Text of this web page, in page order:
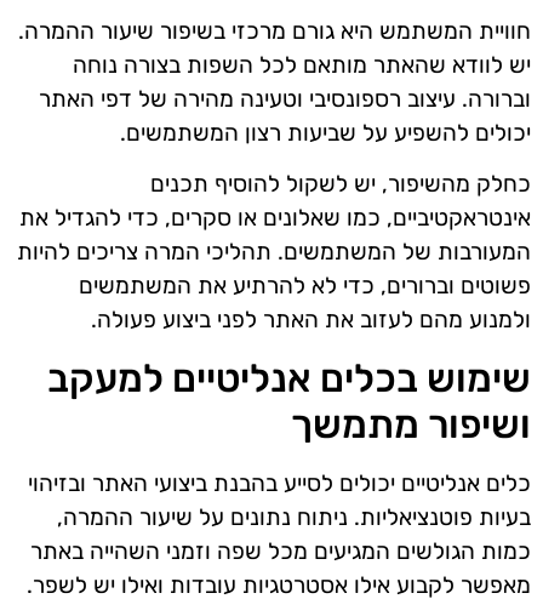
חוויית המשתמש היא גורם מרכזי בשיפור שיעור ההמרה.
יש לוודא שהאתר מותאם לכל השפות בצורה נוחה
וברורה. עיצוב רספונסיבי וטעינה מהירה של דפי האתר
יכולים להשפיע על שביעות רצון המשתמשים.
כחלק מהשיפור, יש לשקול להוסיף תכנים
אינטראקטיביים, כמו שאלונים או סקרים, כדי להגדיל את
המעורבות של המשתמשים. תהליכי המרה צריכים להיות
פשוטים וברורים, כדי לא להרתיע את המשתמשים
ולמנוע מהם לעזוב את האתר לפני ביצוע פעולה.
שימוש בכלים אנליטיים למעקב
ושיפור מתמשך
כלים אנליטיים יכולים לסייע בהבנת ביצועי האתר ובזיהוי
בעיות פוטנציאליות. ניתוח נתונים על שיעור ההמרה,
כמות הגולשים המגיעים מכל שפה וזמני השהייה באתר
מאפשר לקבוע אילו אסטרטגיות עובדות ואילו יש לשפר.